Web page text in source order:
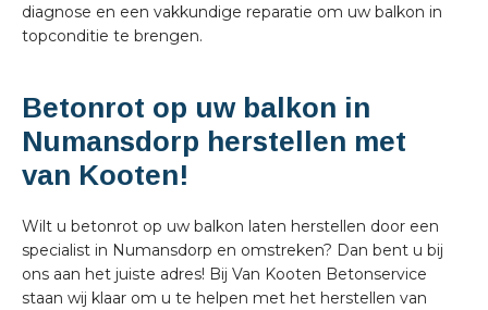
diagnose en een vakkundige reparatie om uw balkon in
topconditie te brengen.
Betonrot op uw balkon in
Numansdorp herstellen met
van Kooten!
Wilt u betonrot op uw balkon laten herstellen door een
specialist in Numansdorp en omstreken? Dan bent u bij
ons aan het juiste adres! Bij Van Kooten Betonservice
staan wij klaar om u te helpen met het herstellen van